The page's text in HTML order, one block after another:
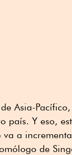
Asia-
país. Y eso,
a
de